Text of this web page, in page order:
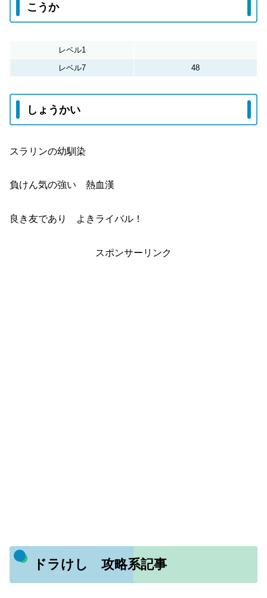
こうか
レベル1
レベル7
48
しょうかい
スラリンの幼馴染
負けん気の強い 熱血漢
良き友であり よきライバル！
スポンサーリンク
ドラけし 攻略系記事